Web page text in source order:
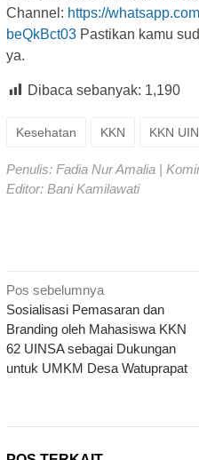
Channel: https://
beQkBct03 Pastikan kamu
ya.
Dibaca sebanyak: 1,190
Kesehatan KKN KKN
Penulis: Fadia Nur Amalia |
Editor: Bani Kamilawati
Navigasi
pos
Pos sebelumnya
Sosialisasi Pemasaran dan
Branding oleh Mahasiswa KKN
62 UINSA sebagai Dukungan
untuk UMKM Desa Watuprapat